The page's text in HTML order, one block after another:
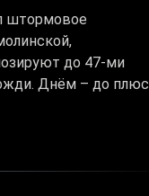
штормовое
до 47-ми
Днём – до плюс